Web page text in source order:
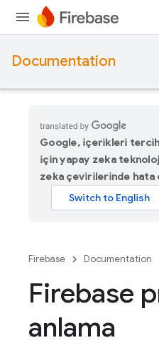
Documentation
Google, içerikleri
için yapay zeka
zeka çevirilerinde hata
Firebase Documentation
Firebase
anlama